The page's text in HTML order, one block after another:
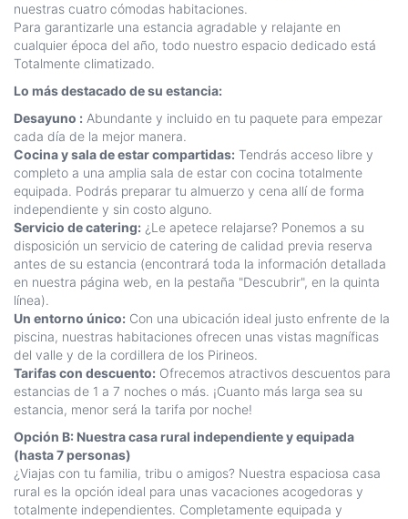
nuestras cuatro cómodas habitaciones.
Para garantizarle una estancia agradable y relajante en
cualquier época del año, todo nuestro espacio dedicado está
Totalmente climatizado.
Lo más destacado de su estancia:
Desayuno : Abundante y incluido en tu paquete para empezar
cada día de la mejor manera.
Cocina y sala de estar compartidas: Tendrás acceso libre y
completo a una amplia sala de estar con cocina totalmente
equipada. Podrás preparar tu almuerzo y cena allí de forma
independiente y sin costo alguno.
Servicio de catering: ¿Le apetece relajarse? Ponemos a su
disposición un servicio de catering de calidad previa reserva
antes de su estancia (encontrará toda la información detallada
en nuestra página web, en la pestaña "Descubrir", en la quinta
línea).
Un entorno único: Con una ubicación ideal justo enfrente de la
piscina, nuestras habitaciones ofrecen unas vistas magníficas
del valle y de la cordillera de los Pirineos.
Tarifas con descuento: Ofrecemos atractivos descuentos para
estancias de 1 a 7 noches o más. ¡Cuanto más larga sea su
estancia, menor será la tarifa por noche!
Opción B: Nuestra casa rural independiente y equipada
(hasta 7 personas)
¿Viajas con tu familia, tribu o amigos? Nuestra espaciosa casa
rural es la opción ideal para unas vacaciones acogedoras y
totalmente independientes. Completamente equipada y